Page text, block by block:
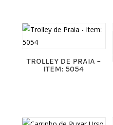
TROLLEY DE PRAIA –
ITEM: 5054